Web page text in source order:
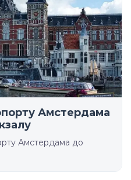
Амстердама
Амстердама до